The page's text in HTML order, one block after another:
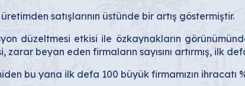
satışlarının üstünde bir artış göstermiştir.
etkisi ile özkaynakların
zarar beyan eden firmaların sayısını artırmış, ilk
bu yana ilk defa 100 büyük firmamızın ihracatı